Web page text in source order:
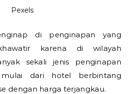
Pexels
di penginapan yang
karena di wilayah
sekali jenis penginapan
dari hotel berbintang
dengan harga terjangkau.